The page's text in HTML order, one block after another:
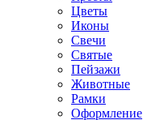
Цветы
Иконы
Свечи
Святые
Пейзажи
Животные
Рамки
Оформление